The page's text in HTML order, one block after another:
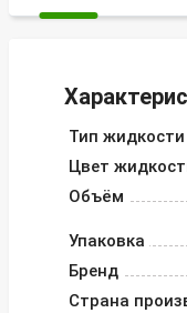
Тип жидкости
Цвет
Объём
Упаковка
Бренд
Страна